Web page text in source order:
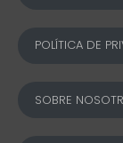
POLÍTICA DE
SOBRE